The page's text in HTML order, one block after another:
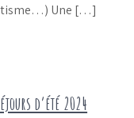
Une […]
d’été 2024